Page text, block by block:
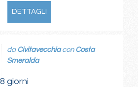
DETTAGLI
giorni
da Civitavecchiacon Costa
Smeralda